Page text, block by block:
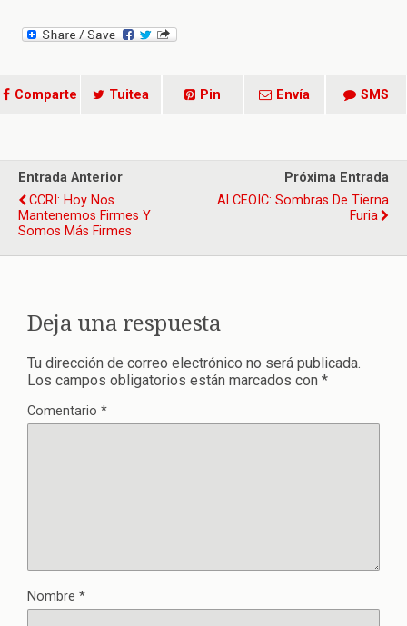
Comparte Tuitea Pin Envía SMS
Entrada Anterior
CCRI: Hoy Nos
Mantenemos Firmes Y
Somos Más Firmes
Próxima Entrada
Al CEOIC: Sombras De Tierna
Furia
Deja una respuesta
Tu dirección de correo electrónico no será publicada.
Los campos obligatorios están marcados con *
Comentario *
Nombre *